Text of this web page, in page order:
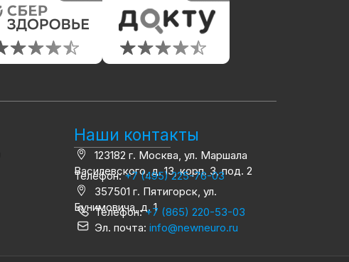
Наши контакты
123182 г. Москва, ул. Маршала
Василевского, д. 13, корп. 3, под. 2
Телефон:+7 (495) 225-76-03
357501 г. Пятигорск, ул.
Бунимовича, д. 1
Телефон:+7 (865) 220-53-03
Эл. почта: info@newneuro.ru